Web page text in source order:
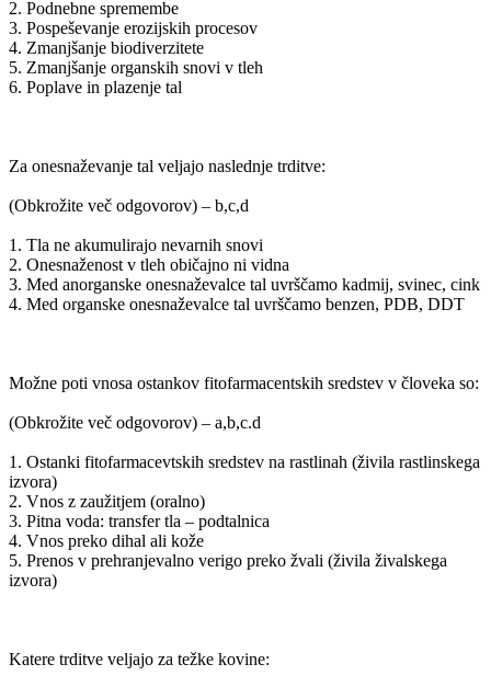
2. Podnebne spremembe
3. Pospeševanje erozijskih procesov
4. Zmanjšanje biodiverzitete
5. Zmanjšanje organskih snovi v tleh
6. Poplave in plazenje tal
Za onesnaževanje tal veljajo naslednje trditve:
(Obkrožite več odgovorov) – b,c,d
1. Tla ne akumulirajo nevarnih snovi
2. Onesnaženost v tleh običajno ni vidna
3. Med anorganske onesnaževalce tal uvrščamo kadmij, svinec, cink
4. Med organske onesnaževalce tal uvrščamo benzen, PDB, DDT
Možne poti vnosa ostankov fitofarmacentskih sredstev v človeka so:
(Obkrožite več odgovorov) – a,b,c.d
1. Ostanki fitofarmacevtskih sredstev na rastlinah (živila rastlinskega
izvora)
2. Vnos z zaužitjem (oralno)
3. Pitna voda: transfer tla – podtalnica
4. Vnos preko dihal ali kože
5. Prenos v prehranjevalno verigo preko žvali (živila živalskega
izvora)
Katere trditve veljajo za težke kovine: